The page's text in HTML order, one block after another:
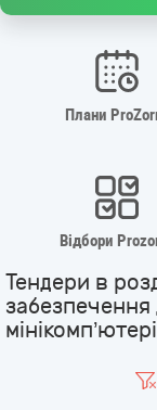
Плани
Відбори
Тендери в